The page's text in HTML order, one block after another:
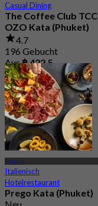
Casual Dining
The Coffee Club TCC
OZO Kata (Phuket)
4.7
196 Gebucht
Aus฿ 422.5
Phuket
Italienisch
Hotelrestaurant
Prego Kata (Phuket)